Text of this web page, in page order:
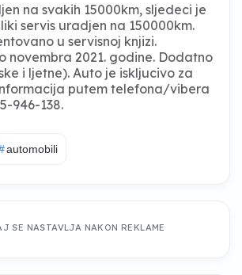
na svakih 15000km, sljedeci je
servis uradjen na 150000km.
u servisnoj knjizi.
novembra 2021. godine. Dodatno
i ljetne). Auto je iskljucivo za
putem telefona/vibera
946-138.
automobili
SE NASTAVLJA NAKON REKLAME